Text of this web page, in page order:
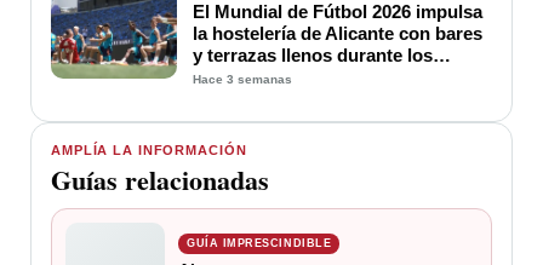
AMPLÍA LA INFORMACIÓN
Guías relacionadas
GUÍA IMPRESCINDIBLE
El Mundial de Fútbol 2026 impulsa
la hostelería de Alicante con bares
y terrazas llenos durante los
partidos de España
Hace 3 semanas